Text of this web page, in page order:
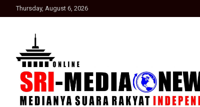
to
Thursday, August 6, 2026